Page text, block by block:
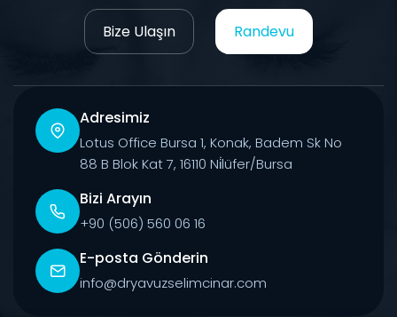
Bize Ulaşın Randevu
Adresimiz
Lotus Office Bursa 1, Konak, Badem Sk No
88 B Blok Kat 7, 16110 Ni̇lüfer/Bursa
Bizi Arayın
+90 (506) 560 06 16
E-posta Gönderin
info@dryavuzselimcinar.com